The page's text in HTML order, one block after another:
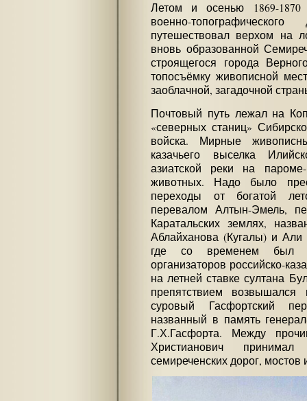
Летом и осенью 1869-
военно-
путешествовал верхом на
вновь образованной
строящегося города
топосъёмку живописной
заоблачной, загадочной
Почтовый путь лежал на
«северных станиц»
войска. Мирные
казачьего выселка
азиатской реки на
животных. Надо было
переходы от богатой
перевалом Алтын-Эмель,
Каратальских землях,
Аблайханова (Кугалы) и
где со временем был
организаторов российско-
на летней ставке султана
препятствием возвышался
суровый Гасфортский
названный в память
Г.Х.Гасфорта. Между
Христианович
семиреченских дорог, мостов